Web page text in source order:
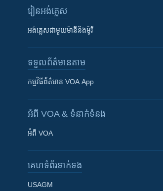
រៀន​​អង់គ្លេស
អង់គ្លេស​ជាមួយ​ម៉ានី​និង​ម៉ូរី
ទទួល​ព័ត៌មាន​តាម
កម្មវិធី​ព័ត៌មាន VOA App
អំពី​ VOA & ទំនាក់ទំនង
អំពី​ VOA
គេហទំព័រ​​ទាក់ទង
USAGM